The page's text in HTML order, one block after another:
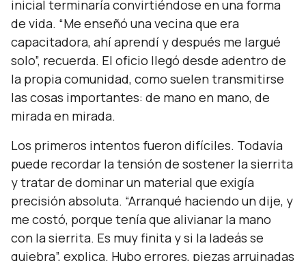
inicial terminaría convirtiéndose en una forma
de vida. “Me enseñó una vecina que era
capacitadora, ahí aprendí y después me largué
solo”, recuerda. El oficio llegó desde adentro de
la propia comunidad, como suelen transmitirse
las cosas importantes: de mano en mano, de
mirada en mirada.
Los primeros intentos fueron difíciles. Todavía
puede recordar la tensión de sostener la sierrita
y tratar de dominar un material que exigía
precisión absoluta. “Arranqué haciendo un dije, y
me costó, porque tenía que alivianar la mano
con la sierrita. Es muy finita y si la ladeás se
quiebra”, explica. Hubo errores, piezas arruinadas